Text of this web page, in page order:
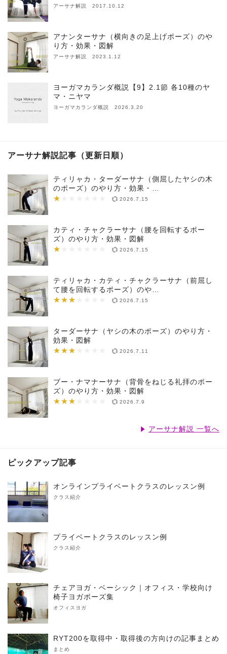
アーサナ解説 2017.10.12
アナンターサナ（横向きの足上げポーズ）のや
り方・効果・図解
アーサナ解説 2023.1.12
ヨーガマカランダ概説【9】2.1節 各10種のヤ
マ・ニヤマ
ヨーガマカランダ概説 2026.3.20
アーサナ解説記事（更新日順）
ティリャカ・ターダーサナ（側屈したヤシの木
のポーズ）のやり方・効果・…
★
★★★★★★★ 2026.7.15
カティ・チャクラーサナ（腰を回転するポー
ズ）のやり方・効果・図解
★
★★★★★★★ 2026.7.15
ティリャカ・カティ・チャクラーサナ（前屈し
て腰を回転するポーズ）のや…
★★★
★★★★★★★ 2026.7.15
ターダーサナ（ヤシの木のポーズ）のやり方・
効果・図解
★★★
★★★★★★★ 2026.7.11
ブー・ナマナーサナ（背骨をねじる礼拝のポー
ズ）のやり方・効果・図解
★★★
★★★★★★★ 2026.7.9
アーサナ解説 一覧へ
ピックアップ記事
オンラインプライベートクラスのレッスン例
クラス紹介
プライベートクラスのレッスン例
クラス紹介
チェアヨガ・ベーシック｜オフィス・学校向け
椅子ヨガポーズ集
オフィスヨガ
RYT200を取得中・取得後の方向けの記事まとめ
まとめ